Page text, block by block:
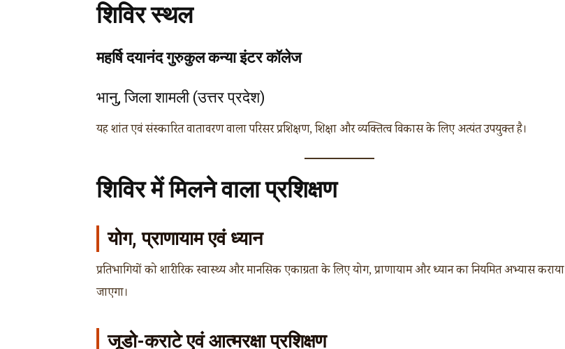
शिविर स्थल
महर्षि दयानंद गुरुकुल कन्या इंटर कॉलेज
भानु, जिला शामली (उत्तर प्रदेश)
यह शांत एवं संस्कारित वातावरण वाला परिसर प्रशिक्षण, शिक्षा और व्यक्तित्व विकास के लिए अत्यंत उपयुक्त है।
शिविर में मिलने वाला प्रशिक्षण
योग, प्राणायाम एवं ध्यान
प्रतिभागियों को शारीरिक स्वास्थ्य और मानसिक एकाग्रता के लिए योग, प्राणायाम और ध्यान का नियमित अभ्यास कराया
जाएगा।
जूडो-कराटे एवं आत्मरक्षा प्रशिक्षण